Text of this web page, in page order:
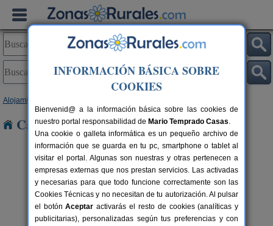
Alojamientos
Casas Rurales cerca de Usetxi
16+2 pers.
desde 28 €
Casa Rural Estankoenea
Landetxea
Artieda (Navarra)
INFORMACIÓN BÁSICA SOBRE
COOKIES
Bienvenid@ a la información básica sobre las cookies de
nuestro portal responsabilidad de Mario Temprado Casas.
Una cookie o galleta informática es un pequeño archivo de
información que se guarda en tu pc, smartphone o tablet al
visitar el portal. Algunas son nuestras y otras pertenecen a
empresas externas que nos prestan servicios. Las activadas
y necesarias para que todo funcione correctamente son las
Cookies Técnicas y no necesitan de tu autorización. Al pulsar
el botónAceptar activarás el resto de cookies (analíticas y
publicitarias), personalizadas según tus preferencias y con